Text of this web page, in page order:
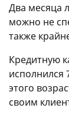
Два месяца
можно не
также
Кредитную
исполнился
этого
своим